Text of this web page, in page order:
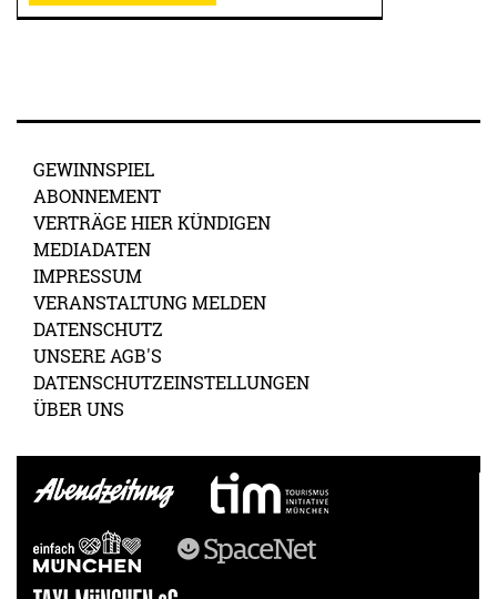
GEWINNSPIEL
ABONNEMENT
VERTRÄGE HIER KÜNDIGEN
MEDIADATEN
IMPRESSUM
VERANSTALTUNG MELDEN
DATENSCHUTZ
UNSERE AGB'S
DATENSCHUTZEINSTELLUNGEN
ÜBER UNS